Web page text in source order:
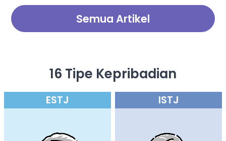
'Lima Besar', tes ini
memungkinkan Anda untuk
memahami kepribadian sejati
Anda secara mendalam.
Semua Artikel
16 Tipe Kepribadian
ESTJ ISTJ